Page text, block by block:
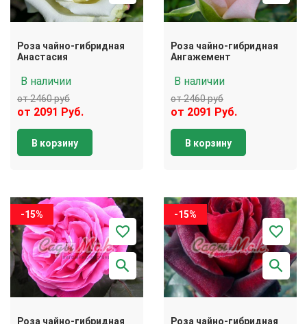
Роза чайно-гибридная
Анастасия
В наличии
от 2460 руб
от 2091 Руб.
В корзину
Роза чайно-гибридная
Ангажемент
В наличии
от 2460 руб
от 2091 Руб.
В корзину
-15%
Роза чайно-гибридная
-15%
Роза чайно-гибридная